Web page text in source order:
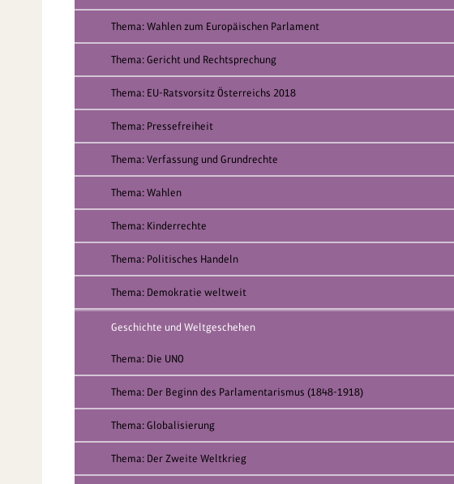
Thema: Wahlen zum Europäischen Parlament
Thema: Gericht und Rechtsprechung
Thema: EU-Ratsvorsitz Österreichs 2018
Thema: Pressefreiheit
Thema: Verfassung und Grundrechte
Thema: Wahlen
Thema: Kinderrechte
Thema: Politisches Handeln
Thema: Demokratie weltweit
Geschichte und Weltgeschehen
Thema: Die UNO
Thema: Der Beginn des Parlamentarismus (1848-1918)
Thema: Globalisierung
Thema: Der Zweite Weltkrieg